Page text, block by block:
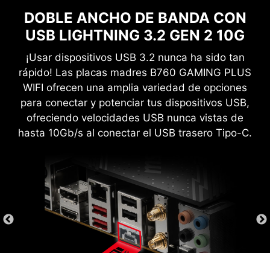
DOBLE ANCHO DE BANDA CON
USB LIGHTNING 3.2 GEN 2 10G
¡Usar dispositivos USB 3.2 nunca ha sido tan
rápido! Las placas madres B760 GAMING PLUS
WIFI ofrecen una amplia variedad de opciones
para conectar y potenciar tus dispositivos USB,
ofreciendo velocidades USB nunca vistas de
hasta 10Gb/s al conectar el USB trasero Tipo-C.
Mystic Light
Crea tu propia obra maestra de colores con
facilidad. Salpica el color que quieras con unos
pocos clics.